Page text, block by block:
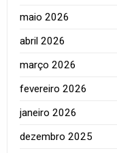
maio 2026
abril 2026
março 2026
fevereiro 2026
janeiro 2026
dezembro 2025